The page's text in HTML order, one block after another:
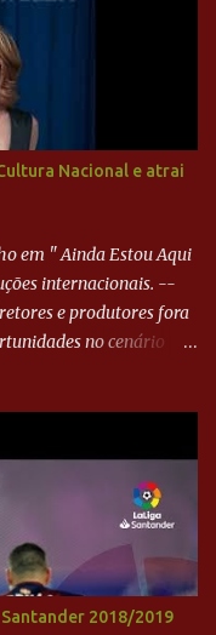
costas, incidiu o canto
esticou e até tocou na
trajetória. O ataque do
cima. Aos 32
defesa. Seis
surpreendeu o
fim, Jefferson teve
para matar espera...
Nacional e atrai
em " Ainda Estou Aqui
internacionais. --
e produtores fora
no cenário
2018/2019